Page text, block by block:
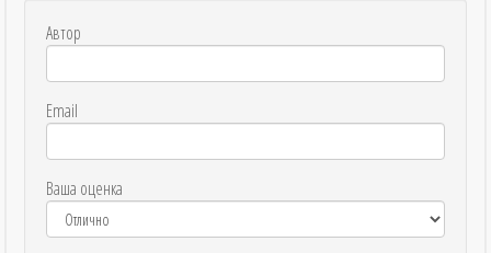
Автор
Email
Ваша оценка